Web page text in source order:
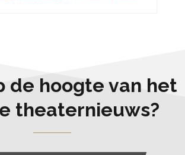
de hoogte van het
theaternieuws?